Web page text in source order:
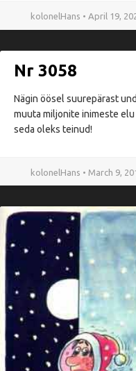
kolonelHans • April 19,
Nr 3058
Nägin öösel suurepärast
muuta miljonite inimeste elu
seda oleks teinud!
kolonelHans • March 9,